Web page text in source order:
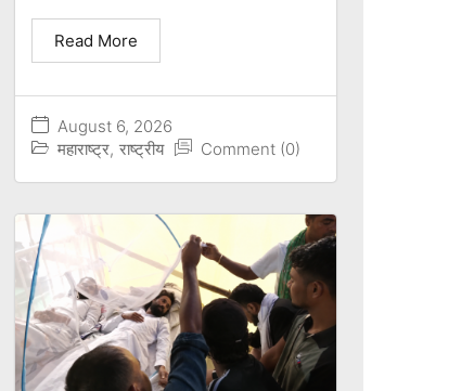
August 6, 2026
महाराष्ट्र, राष्ट्रीय Comment (0)
Read More